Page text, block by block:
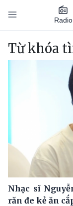
Nhảy đến nội dung
Radio
Main
Từ khóa
Nhạc sĩ
răn đe kẻ ăn